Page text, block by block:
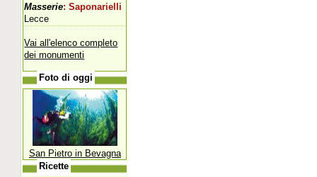
Masserie: Saponarielli
Lecce
Vai all'elenco completo
dei monumenti
Foto di oggi
San Pietro in Bevagna
Ricette